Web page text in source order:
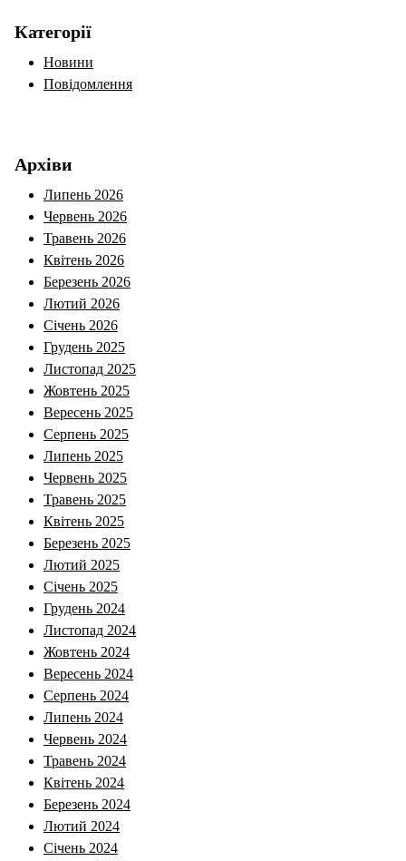
Категорії
Новини
Повідомлення
Архіви
Липень 2026
Червень 2026
Травень 2026
Квітень 2026
Березень 2026
Лютий 2026
Січень 2026
Грудень 2025
Листопад 2025
Жовтень 2025
Вересень 2025
Серпень 2025
Липень 2025
Червень 2025
Травень 2025
Квітень 2025
Березень 2025
Лютий 2025
Січень 2025
Грудень 2024
Листопад 2024
Жовтень 2024
Вересень 2024
Серпень 2024
Липень 2024
Червень 2024
Травень 2024
Квітень 2024
Березень 2024
Лютий 2024
Січень 2024